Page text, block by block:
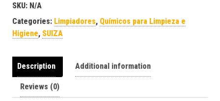
SKU: N/A
Categories: Limpiadores, Químicos para Limpieza e
Higiene, SUIZA
Description Additional information
Reviews (0)